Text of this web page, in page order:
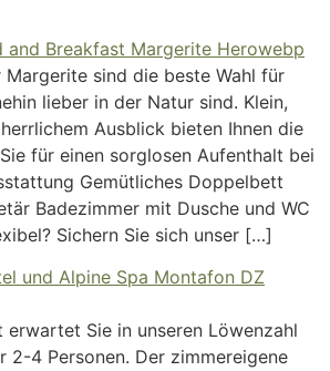
sind die beste Wahl für
lieber in der Natur sind. Klein,
Ausblick bieten Ihnen die
für einen sorglosen Aufenthalt bei
Gemütliches Doppelbett
Badezimmer mit Dusche und WC
Sichern Sie sich unser […]
erwartet Sie in unseren Löwenzahl
2-4 Personen. Der zimmereigene